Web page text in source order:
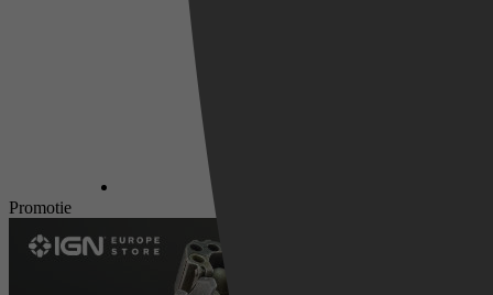
Promotie